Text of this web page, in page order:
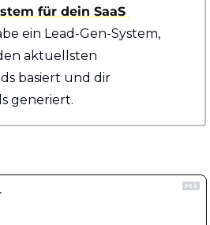
für dein SaaS
ein Lead-Gen-System,
aktuellsten
basiert und dir
generiert.